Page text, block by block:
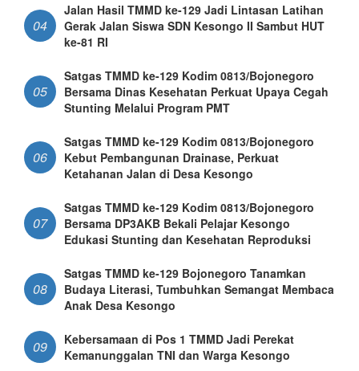
04
Jalan Hasil TMMD ke-129 Jadi Lintasan Latihan
Gerak Jalan Siswa SDN Kesongo II Sambut HUT
ke-81 RI
05
Satgas TMMD ke-129 Kodim 0813/Bojonegoro
Bersama Dinas Kesehatan Perkuat Upaya Cegah
Stunting Melalui Program PMT
06
Satgas TMMD ke-129 Kodim 0813/Bojonegoro
Kebut Pembangunan Drainase, Perkuat
Ketahanan Jalan di Desa Kesongo
07
Satgas TMMD ke-129 Kodim 0813/Bojonegoro
Bersama DP3AKB Bekali Pelajar Kesongo
Edukasi Stunting dan Kesehatan Reproduksi
08
Satgas TMMD ke-129 Bojonegoro Tanamkan
Budaya Literasi, Tumbuhkan Semangat Membaca
Anak Desa Kesongo
09
Kebersamaan di Pos 1 TMMD Jadi Perekat
Kemanunggalan TNI dan Warga Kesongo